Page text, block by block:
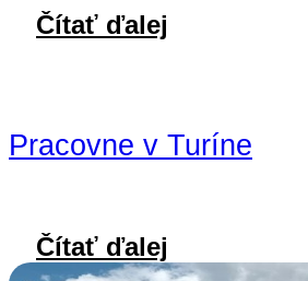
Čítať ďalej
Pracovne v Turíne
Čítať ďalej